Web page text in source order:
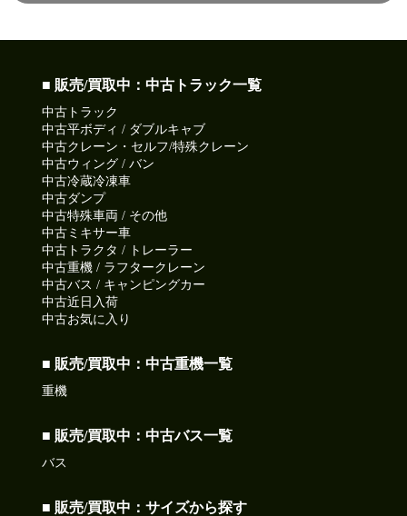
■ 販売/買取中：中古トラック一覧
中古トラック
中古平ボディ / ダブルキャブ
中古クレーン・セルフ/特殊クレーン
中古ウィング / バン
中古冷蔵冷凍車
中古ダンプ
中古特殊車両 / その他
中古ミキサー車
中古トラクタ / トレーラー
中古重機 / ラフタークレーン
中古バス / キャンピングカー
中古近日入荷
中古お気に入り
■ 販売/買取中：中古重機一覧
重機
■ 販売/買取中：中古バス一覧
バス
■ 販売/買取中：サイズから探す